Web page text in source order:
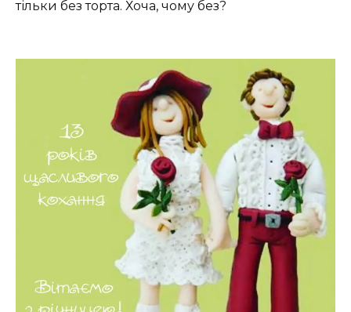
тільки без торта. Хоча, чому без?